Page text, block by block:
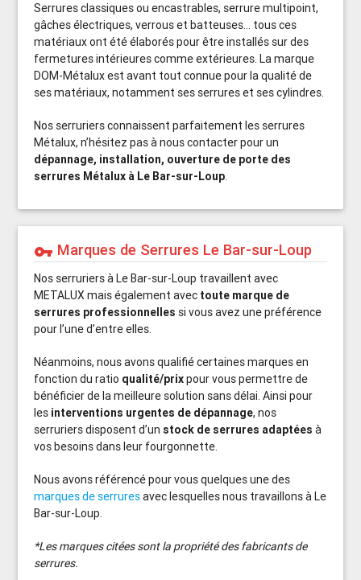
Serrures classiques ou encastrables, serrure multipoint,
gâches électriques, verrous et batteuses… tous ces
matériaux ont été élaborés pour être installés sur des
fermetures intérieures comme extérieures. La marque
DOM-Métalux est avant tout connue pour la qualité de
ses matériaux, notamment ses serrures et ses cylindres.
Nos serruriers connaissent parfaitement les serrures
Métalux, n’hésitez pas à nous contacter pour un
dépannage, installation, ouverture de porte des
serrures Métalux à Le Bar-sur-Loup.
vpn_key Marques de Serrures Le Bar-sur-Loup
Nos serruriers à Le Bar-sur-Loup travaillent avec
METALUX mais également avec toute marque de
serrures professionnelles si vous avez une préférence
pour l’une d’entre elles.
Néanmoins, nous avons qualifié certaines marques en
fonction du ratio qualité/prixpour vous permettre de
bénéficier de la meilleure solution sans délai. Ainsi pour
les interventions urgentes de dépannage, nos
serruriers disposent d’un stock de serrures adaptées à
vos besoins dans leur fourgonnette.
Nous avons référencé pour vous quelques une des
marques de serruresavec lesquelles nous travaillons à Le
Bar-sur-Loup.
*Les marques citées sont la propriété des fabricants de
serrures.